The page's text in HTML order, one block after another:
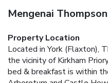
Mengenai
Property Location
Located in York (Flaxton),
the vicinity of Kirkham
bed & breakfast is within